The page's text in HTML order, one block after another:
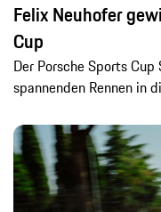
Felix Neuhofer
Cup
Der Porsche Sports
spannenden Rennen in